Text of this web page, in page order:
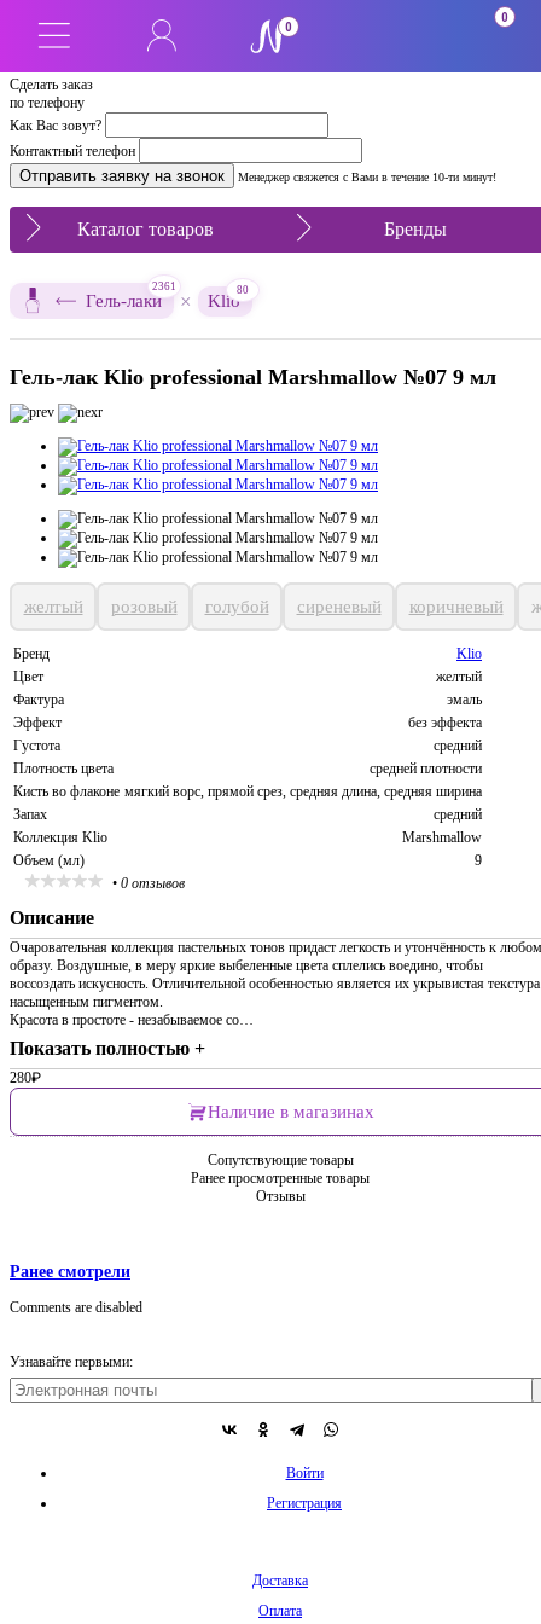
Сделать заказ
по телефону
Как Вас зовут?
Контактный телефон
Менеджер свяжется с Вами в течение 10-ти минут!
0
0
Каталог товаров Бренды
Гель-лаки
2361
× Klio
80
Гель-лак Klio professional Marshmallow №07 9 мл
желтый розовый голубой сиреневый коричневый
Бренд
Klio
Цвет
желтый
Фактура
эмаль
Эффект
без эффекта
Густота
средний
Плотность цвета
средней плотности
Кисть во флаконе мягкий ворс, прямой срез, средняя длина, средняя ширина
Запах
средний
Коллекция Klio
Marshmallow
Объем (мл)
9
• 0 отзывов
Описание
Очаровательная коллекция пастельных тонов придаст легкость и утончённость к
образу. Воздушные, в меру яркие выбеленные цвета сплелись воедино, чтобы
воссоздать искусность. Отличительной особенностью является их укрывистая
насыщенным пигментом.
Красота в простоте - незабываемое со…
Показать полностью +
280₽
Наличие в магазинах
Сопутствующие товары
Ранее просмотренные товары
Отзывы
Ранее смотрели
Comments are disabled
Узнавайте первыми:
Войти
Регистрация
Доставка
Оплата